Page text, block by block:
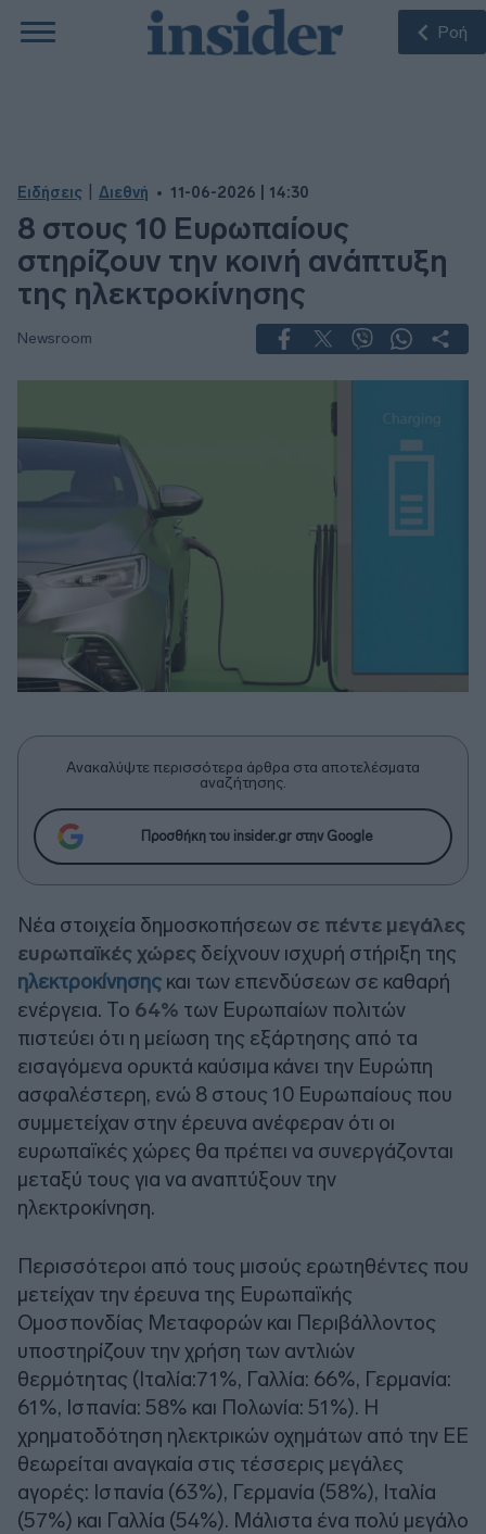
Ροή
Ειδήσεις Διεθνή 11-06-2026 | 14:30
8 στους 10 Ευρωπαίους
στηρίζουν την κοινή ανάπτυξη
της ηλεκτροκίνησης
Newsroom
Ανακαλύψτε περισσότερα άρθρα στα αποτελέσματα
αναζήτησης.
Προσθήκη του insider.gr στην Google
Νέα στοιχεία δημοσκοπήσεων σε πέντε μεγάλες
ευρωπαϊκές χώρες δείχνουν ισχυρή στήριξη της
ηλεκτροκίνησης και των επενδύσεων σε καθαρή
ενέργεια. Το 64% των Ευρωπαίων πολιτών
πιστεύει ότι η μείωση της εξάρτησης από τα
εισαγόμενα ορυκτά καύσιμα κάνει την Ευρώπη
ασφαλέστερη, ενώ 8 στους 10 Ευρωπαίους που
συμμετείχαν στην έρευνα ανέφεραν ότι οι
ευρωπαϊκές χώρες θα πρέπει να συνεργάζονται
μεταξύ τους για να αναπτύξουν την
ηλεκτροκίνηση.
Περισσότεροι από τους μισούς ερωτηθέντες που
μετείχαν την έρευνα της Ευρωπαϊκής
Ομοσπονδίας Μεταφορών και Περιβάλλοντος
υποστηρίζουν την χρήση των αντλιών
θερμότητας (Ιταλία:71%, Γαλλία: 66%, Γερμανία:
61%, Ισπανία: 58% και Πολωνία: 51%). Η
χρηματοδότηση ηλεκτρικών οχημάτων από την ΕΕ
θεωρείται αναγκαία στις τέσσερις μεγάλες
αγορές: Ισπανία (63%), Γερμανία (58%), Ιταλία
(57%) και Γαλλία (54%). Μάλιστα ένα πολύ μεγάλο